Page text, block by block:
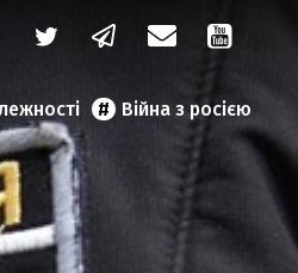
Війна з росією